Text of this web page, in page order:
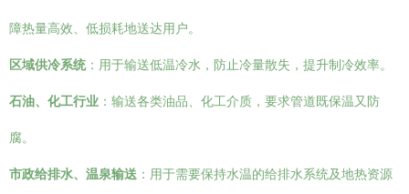
障热量高效、低损耗地送达用户。
区域供冷系统：用于输送低温冷水，防止冷量散失，提升制冷效率。
石油、化工行业 ：输送各类油品、化工介质，要求管道既保温又防
腐。
市政给排水、温泉输送 ：用于需要保持水温的给排水系统及地热资源